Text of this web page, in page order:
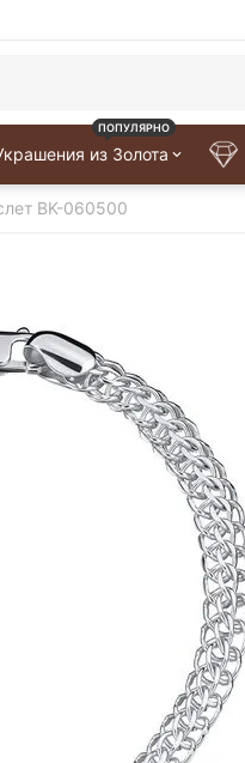
из Золота
ПОПУЛЯРНО
BK-060500